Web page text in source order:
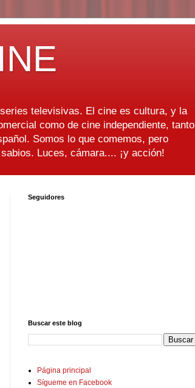
televisivas. El cine es cultura, y la
como de cine independiente, tanto
Somos lo que comemos, pero
Luces, cámara.... ¡y acción!
Seguidores
Buscar este blog
Página principal
Sígueme en Facebook